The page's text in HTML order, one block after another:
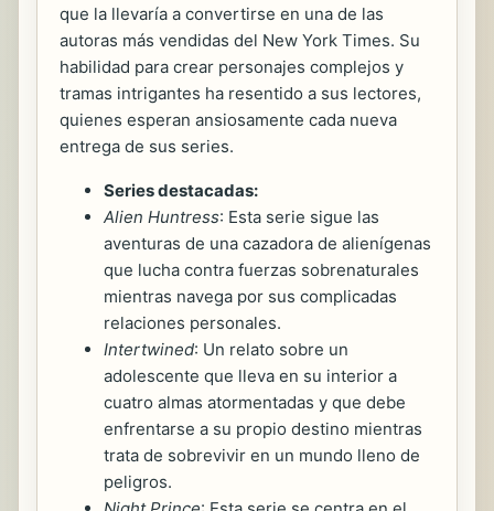
que la llevaría a convertirse en una de las
autoras más vendidas del New York Times. Su
habilidad para crear personajes complejos y
tramas intrigantes ha resentido a sus lectores,
quienes esperan ansiosamente cada nueva
entrega de sus series.
Series destacadas:
Alien Huntress: Esta serie sigue las
aventuras de una cazadora de alienígenas
que lucha contra fuerzas sobrenaturales
mientras navega por sus complicadas
relaciones personales.
Intertwined: Un relato sobre un
adolescente que lleva en su interior a
cuatro almas atormentadas y que debe
enfrentarse a su propio destino mientras
trata de sobrevivir en un mundo lleno de
peligros.